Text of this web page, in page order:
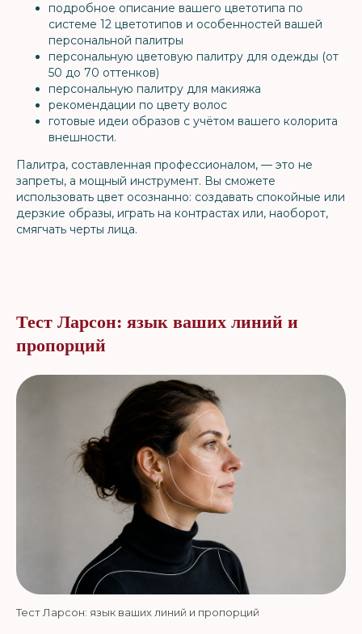
подробное описание вашего цветотипа по
системе 12 цветотипов и особенностей вашей
персональной палитры
персональную цветовую палитру для одежды (от
50 до 70 оттенков)
персональную палитру для макияжа
рекомендации по цвету волос
готовые идеи образов с учётом вашего колорита
внешности.
Палитра, составленная профессионалом, — это не
запреты, а мощный инструмент. Вы сможете
использовать цвет осознанно: создавать спокойные или
дерзкие образы, играть на контрастах или, наоборот,
смягчать черты лица.
Тест Ларсон: язык ваших линий и
пропорций
Тест Ларсон: язык ваших линий и пропорций